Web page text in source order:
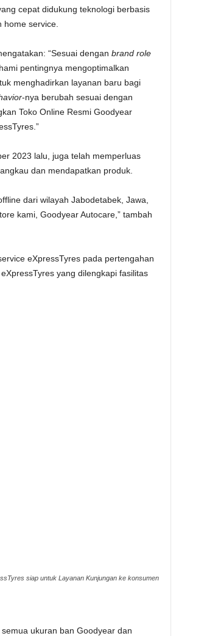
cepat didukung teknologi berbasis
home service.
“Sesuai dengan brand role
pentingnya mengoptimalkan
menghadirkan layanan baru bagi
-nya berubah sesuai dengan
Toko Online Resmi Goodyear
2023 lalu, juga telah memperluas
dan mendapatkan produk.
dari wilayah Jabodetabek, Jawa,
kami, Goodyear Autocare,” tambah
eXpressTyres pada pertengahan
yang dilengkapi fasilitas
siap untuk Layanan Kunjungan ke konsumen
ukuran ban Goodyear dan